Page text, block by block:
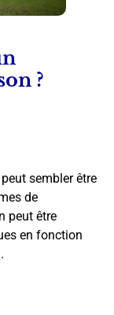
?
sembler être
de
peut être
en fonction